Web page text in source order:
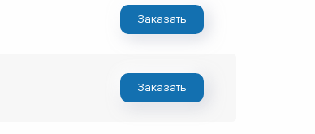
Заказать
Заказать